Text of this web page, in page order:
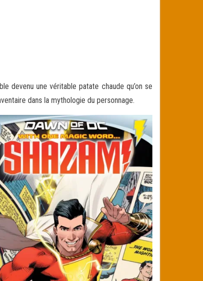
devenu une véritable patate chaude qu’on se
dans la mythologie du personnage.